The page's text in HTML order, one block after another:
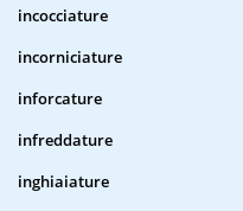
incocciature
incorniciature
inforcature
infreddature
inghiaiature